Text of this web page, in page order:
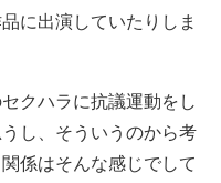
に出演していたりしま
クハラに抗議運動をし
し、そういうのから考
係はそんな感じでして